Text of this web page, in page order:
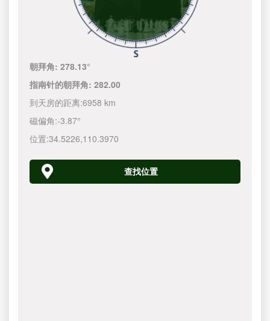
朝拜角:278.13°
指南针的朝拜角:282.00
到天房的距离:6958 km
磁偏角:-3.87°
位置:34.5226,110.3970
查找位置